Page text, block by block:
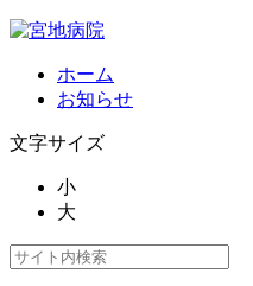
ホーム
お知らせ
文字サイズ
小
大